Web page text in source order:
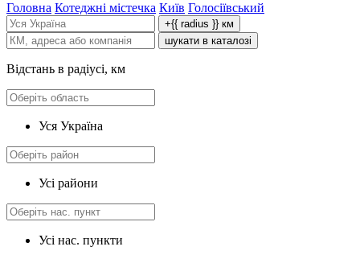
Головна Котеджні містечка Київ Голосіївський
+{{ radius }} км
шукати в каталозі
Відстань в радіусі, км
Уся Україна
Усі райони
Усі нас. пункти